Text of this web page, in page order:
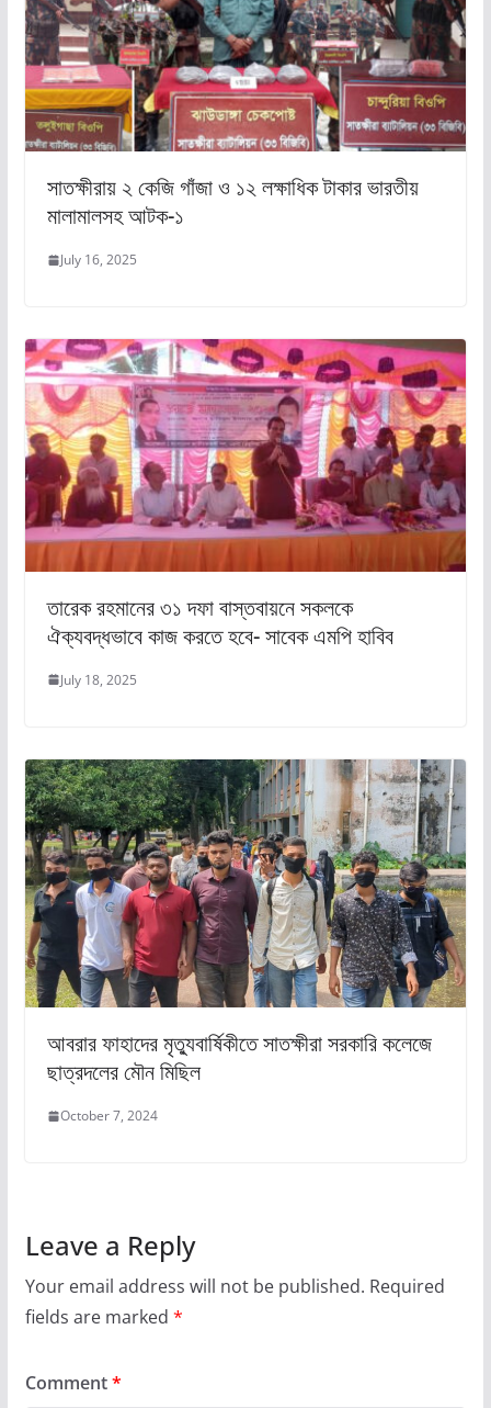
সাতক্ষীরায় ২ কেজি গাঁজা ও ১২ লক্ষাধিক টাকার ভারতীয়
মালামালসহ আটক-১
July 16, 2025
তারেক রহমানের ৩১ দফা বাস্তবায়নে সকলকে
ঐক্যবদ্ধভাবে কাজ করতে হবে- সাবেক এমপি হাবিব
July 18, 2025
আবরার ফাহাদের মৃত্যুবার্ষিকীতে সাতক্ষীরা সরকারি কলেজে
ছাত্রদলের মৌন মিছিল
October 7, 2024
Leave a Reply
Your email address will not be published. Required
fields are marked *
Comment*